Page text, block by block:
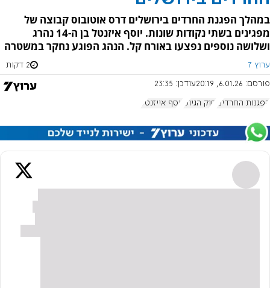
במהלך הפגנת החרדים בירושלים דרס אוטובוס קבוצה של
מפגינים בשתי נקודות שונות. יוסף איזנטל בן ה-14 נהרג
ושלושה נוספים נפצעו באורח קל. הנהג הפוגע נחקר במשטרה
ערוץ 7 2 דקות
פורסם: 6.01.26, 20:19 עודכן: 23:35
הפגנות החרדים חוק הגיוס יוסף אייזנטל